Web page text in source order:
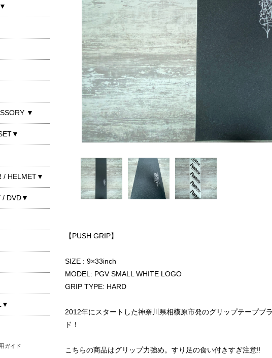
【PUSH GRIP】
SIZE : 9×33inch
MODEL: PGV SMALL WHITE LOGO
GRIP TYPE: HARD
2012年にスタートした神奈川県相模原市発のグリップテープブ
ド！
こちらの商品はグリップ力強め。すり足の食い付きすぎ注意‼︎
▼
/ HELMET▼
/ DVD▼
ガイド